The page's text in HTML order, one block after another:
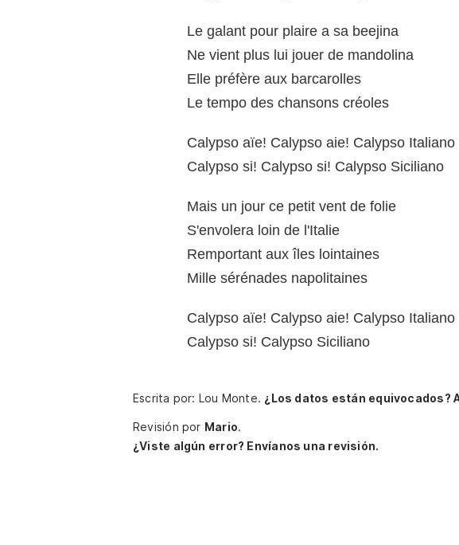
Le galant pour plaire a sa beejina
Ne vient plus lui jouer de mandolina
Elle préfère aux barcarolles
Le tempo des chansons créoles
Calypso aïe! Calypso aie! Calypso Italiano
Calypso si! Calypso si! Calypso Siciliano
Mais un jour ce petit vent de folie
S'envolera loin de l'Italie
Remportant aux îles lointaines
Mille sérénades napolitaines
Calypso aïe! Calypso aie! Calypso Italiano
Calypso si! Calypso Siciliano
Escrita por: Lou Monte. ¿Los datos están equivocados?
Revisión por Mario.
¿Viste algún error? Envíanos una revisión.